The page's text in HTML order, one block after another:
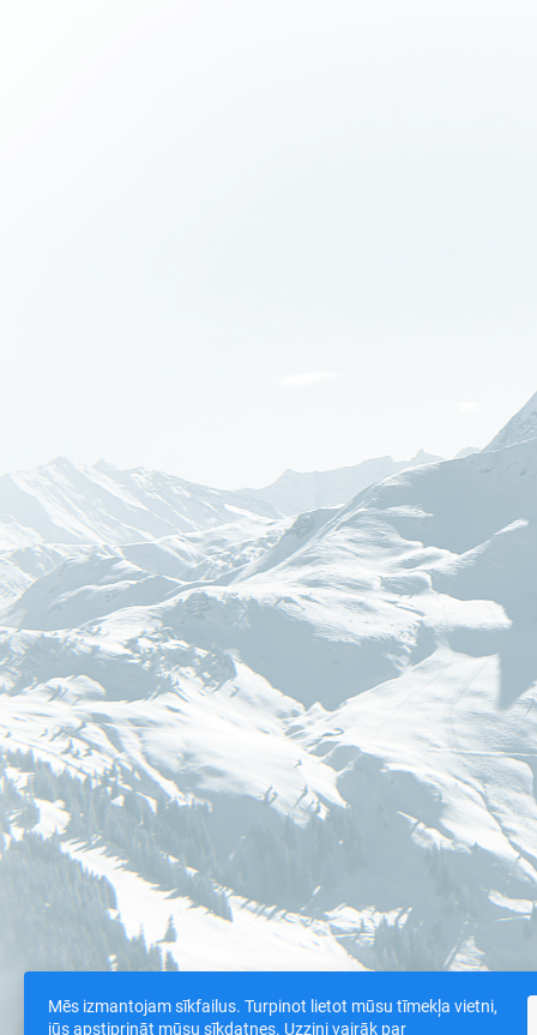
Mēs izmantojam sīkfailus. Turpinot lietot mūsu tīmekļa vietni,
jūs apstiprināt mūsu sīkdatnes. Uzzini vairāk par